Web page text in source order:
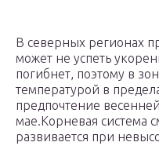
В северных регионах
может не успеть
погибнет, поэтому в
температурой в
предпочтение
мае.Корневая система
развивается при